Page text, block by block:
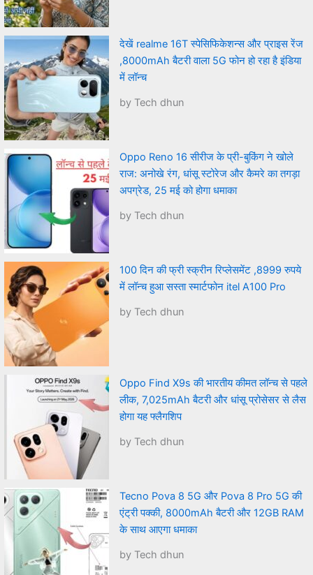
देखें realme 16T स्पेसिफिकेशन्स और प्राइस रेंज
,8000mAh बैटरी वाला 5G फोन हो रहा है इंडिया
में लॉन्च
by Tech dhun
Oppo Reno 16 सीरीज के प्री-बुकिंग ने खोले
राज: अनोखे रंग, धांसू स्टोरेज और कैमरे का तगड़ा
अपग्रेड, 25 मई को होगा धमाका
by Tech dhun
100 दिन की फ्री स्क्रीन रिप्लेसमेंट ,8999 रुपये
में लॉन्च हुआ सस्ता स्मार्टफोन itel A100 Pro
by Tech dhun
Oppo Find X9s की भारतीय कीमत लॉन्च से पहले
लीक, 7,025mAh बैटरी और धांसू प्रोसेसर से लैस
होगा यह फ्लैगशिप
by Tech dhun
Tecno Pova 8 5G और Pova 8 Pro 5G की
एंट्री पक्की, 8000mAh बैटरी और 12GB RAM
के साथ आएगा धमाका
by Tech dhun